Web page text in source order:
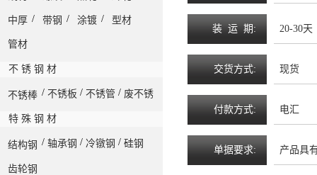
中厚 / 带钢 / 涂镀 / 型材
管材
不 锈 钢 材
不锈棒 / 不锈板 / 不锈管 / 废不锈
特 殊 钢 材
结构钢 / 轴承钢 / 冷镦钢 / 硅钢
齿轮钢
装 运 期 : 20-30天
交货方式: 现货
付款方式: 电汇
单据要求: 产品具